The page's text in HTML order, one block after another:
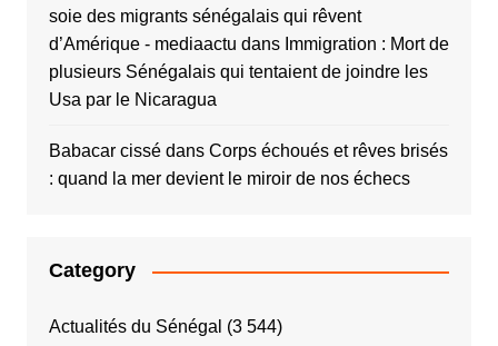
soie des migrants sénégalais qui rêvent
d’Amérique - mediaactu dans Immigration : Mort de
plusieurs Sénégalais qui tentaient de joindre les
Usa par le Nicaragua
Babacar cissédans Corps échoués et rêves brisés
: quand la mer devient le miroir de nos échecs
Category
Actualités du Sénégal (3 544)